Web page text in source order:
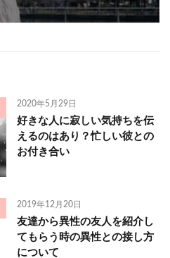
2020年5月29日
好きな人に寂しい気持ちを伝
えるのはあり？忙しい彼との
お付き合い
2019年12月20日
友達から異性の友人を紹介し
てもらう時の異性との接し方
について